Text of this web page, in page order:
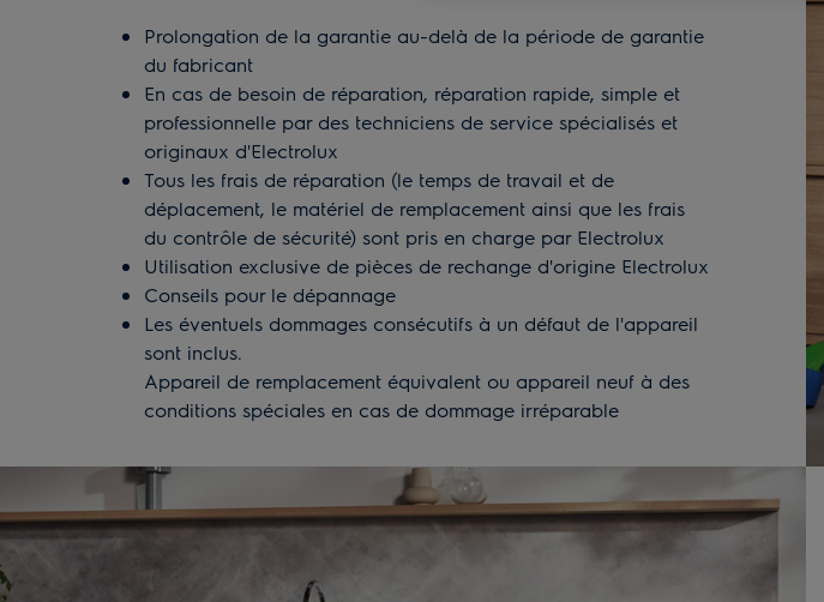
Prolongation de la garantie au-delà de la période de garantie
du fabricant
En cas de besoin de réparation, réparation rapide, simple et
professionnelle par des techniciens de service spécialisés et
originaux d'Electrolux
Tous les frais de réparation (le temps de travail et de
déplacement, le matériel de remplacement ainsi que les frais
du contrôle de sécurité) sont pris en charge par Electrolux
Utilisation exclusive de pièces de rechange d'origine Electrolux
Conseils pour le dépannage
Les éventuels dommages consécutifs à un défaut de l'appareil
sont inclus.
Appareil de remplacement équivalent ou appareil neuf à des
conditions spéciales en cas de dommage irréparable